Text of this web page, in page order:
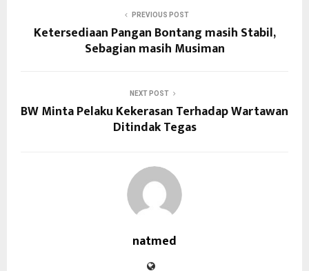
PREVIOUS POST
Ketersediaan Pangan Bontang masih Stabil,
Sebagian masih Musiman
NEXT POST
BW Minta Pelaku Kekerasan Terhadap Wartawan
Ditindak Tegas
natmed